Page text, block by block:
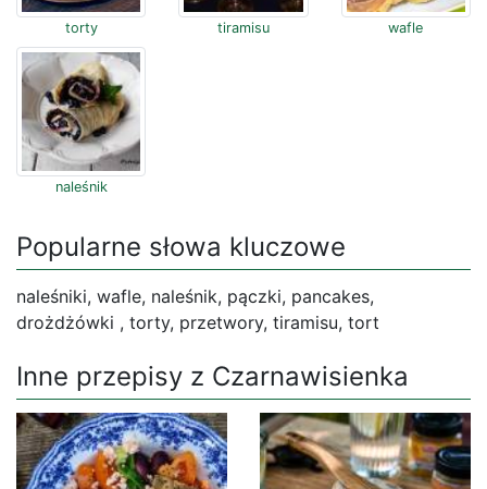
torty tiramisu wafle
naleśnik
Popularne słowa kluczowe
naleśniki, wafle, naleśnik, pączki, pancakes,
drożdżówki , torty, przetwory, tiramisu, tort
Inne przepisy z Czarnawisienka